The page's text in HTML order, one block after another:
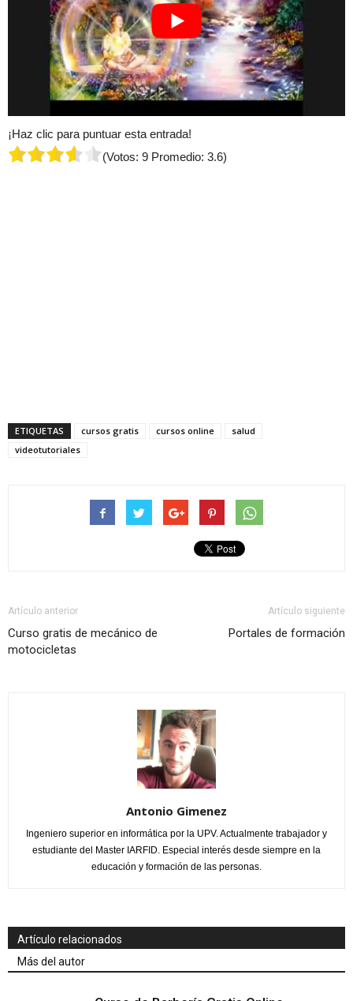
¡Haz clic para puntuar esta entrada!
(Votos: 9 Promedio: 3.6)
ETIQUETAS cursos gratis cursos online
salud
videotutoriales
Artículo anterior
Curso gratis de mecánico de
motocicletas
Artículo siguiente
Portales de formación
Antonio Gimenez
Ingeniero superior en informática por la UPV. Actualmente trabajador y
estudiante del Master IARFID. Especial interés desde siempre en la
educación y formación de las personas.
Artículo relacionados
Más del autor